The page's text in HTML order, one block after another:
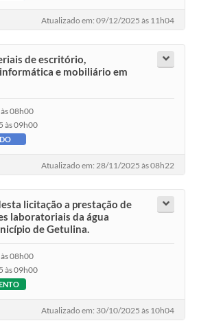
Atualizado em: 09/12/2025 às 11h04
de escritório,
e mobiliário em
08h00
às 09h00
Atualizado em: 28/11/2025 às 08h22
licitação a prestação de
laboratoriais da água
de Getulina.
08h00
às 09h00
Atualizado em: 30/10/2025 às 10h04